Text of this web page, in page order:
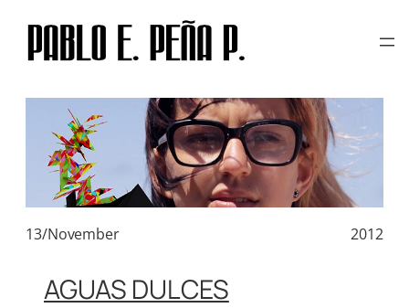
TAG: FEDERICO VAZQUEZ
13/November 2012
AGUAS DULCES